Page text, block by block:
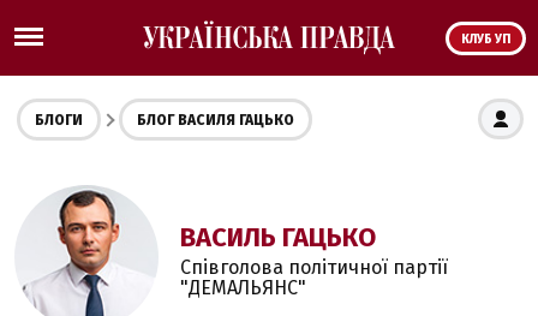
КЛУБ УП
БЛОГИ БЛОГ ВАСИЛЯ ГАЦЬКО
ВАСИЛЬ ГАЦЬКО
Співголова політичної партії
"ДЕМАЛЬЯНС"